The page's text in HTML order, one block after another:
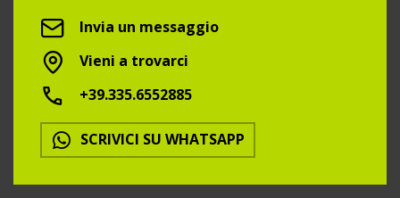
Invia un messaggio
Vieni a trovarci
+39.335.6552885
SCRIVICI SU WHATSAPP